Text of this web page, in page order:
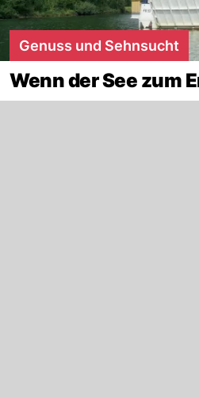
Genuss und Sehnsucht
Wenn der See zum